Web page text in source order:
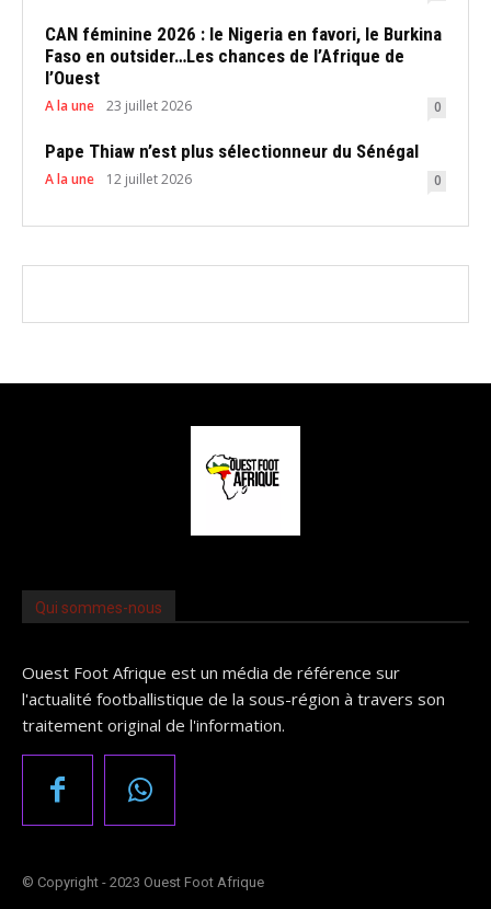
CAN féminine 2026 : le Nigeria en favori, le Burkina
Faso en outsider…Les chances de l’Afrique de
l’Ouest
A la une 23 juillet 2026 0
Pape Thiaw n’est plus sélectionneur du Sénégal
A la une 12 juillet 2026 0
Qui sommes-nous
Ouest Foot Afrique est un média de référence sur
l'actualité footballistique de la sous-région à travers son
traitement original de l'information.
© Copyright - 2023 Ouest Foot Afrique